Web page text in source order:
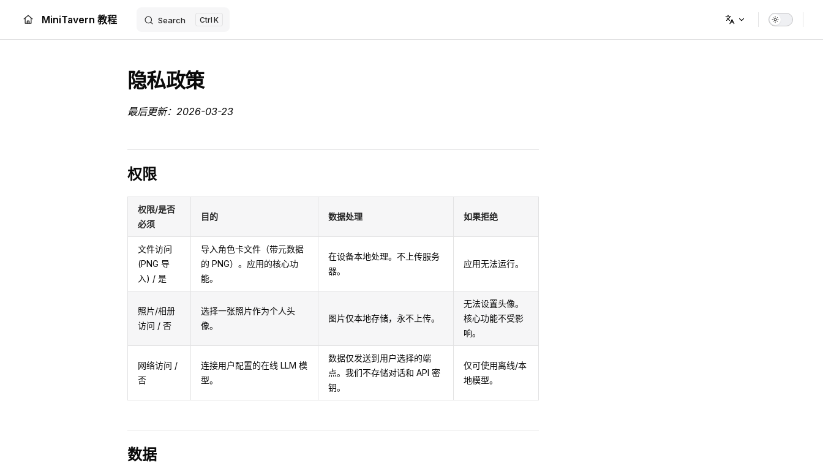
Skip to content
MiniTavern 教程 Search K
隐私政策
最后更新：2026-03-23
权限
权限/是否
必须
目的 数据处理 如果拒绝
文件访问
(PNG 导
入) / 是
导入角色卡文件（带元数据
的 PNG）。应用的核心功
能。
在设备本地处理。不上传服务
器。
应用无法运行。
照片/相册
访问 / 否
选择一张照片作为个人头
像。
图片仅本地存储，永不上传。
无法设置头像。
核心功能不受影
响。
网络访问 /
否
连接用户配置的在线 LLM 模
型。
数据仅发送到用户选择的端
点。我们不存储对话和 API 密
钥。
仅可使用离线/本
地模型。
数据